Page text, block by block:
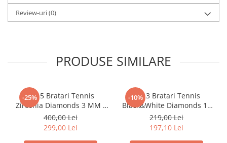
Review-uri(0)
PRODUSE SIMILARE
-25%
Set 5 Bratari Tennis
Zirconia Diamonds 3 MM /
19.5 CM
400,00 Lei
299,00 Lei
-10%
Set 3 Bratari Tennis
Black&White Diamonds 19
CM
219,00 Lei
197,10 Lei